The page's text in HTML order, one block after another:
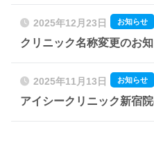
2025年12月23日
クリニック名称変更のお
お知らせ
2025年11月13日
アイシークリニック新宿
お知らせ